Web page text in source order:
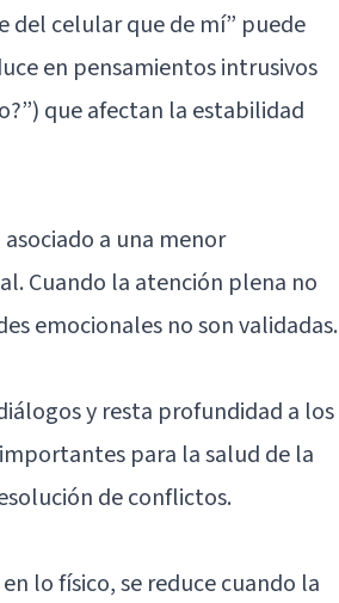
del celular que de mí” puede
en pensamientos intrusivos
que afectan la estabilidad
a una menor
Cuando la atención plena no
emocionales no son validadas.
y resta profundidad a los
para la salud de la
de conflictos.
lo físico, se reduce cuando la